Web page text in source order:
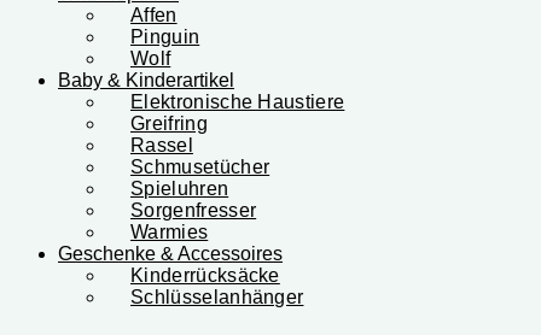
Affen
Pinguin
Wolf
Baby & Kinderartikel
Elektronische Haustiere
Greifring
Rassel
Schmusetücher
Spieluhren
Sorgenfresser
Warmies
Geschenke & Accessoires
Kinderrücksäcke
Schlüsselanhänger